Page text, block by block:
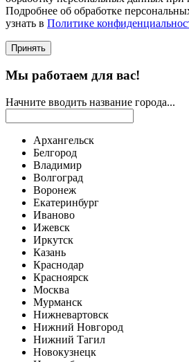
Подробнее об обработке
узнать в Политике
Принять
Мы работаем для вас!
Начните вводить название города...
Архангельск
Белгород
Владимир
Волгоград
Воронеж
Екатеринбург
Иваново
Ижевск
Иркутск
Казань
Краснодар
Красноярск
Москва
Мурманск
Нижневартовск
Нижний Новгород
Нижний Тагил
Новокузнецк